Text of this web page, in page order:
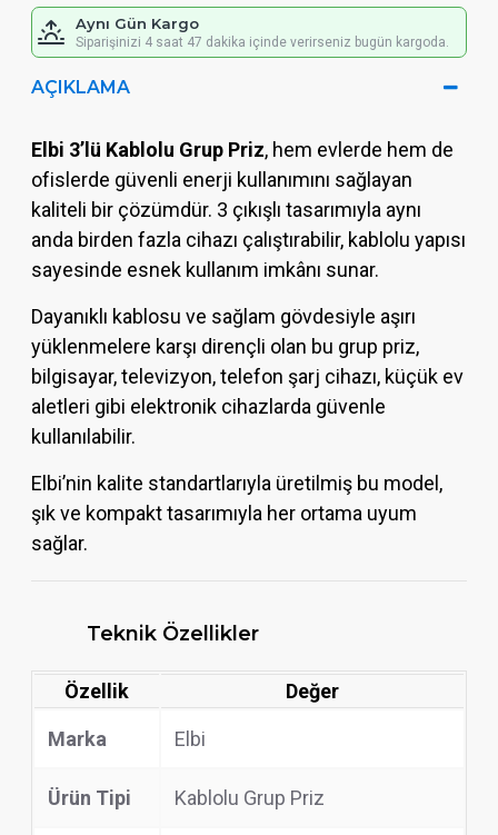
Aynı Gün Kargo
Siparişinizi 4 saat 47 dakika içinde verirseniz bugün kargoda.
AÇIKLAMA
Elbi 3’lü Kablolu Grup Priz, hem evlerde hem de
ofislerde güvenli enerji kullanımını sağlayan
kaliteli bir çözümdür. 3 çıkışlı tasarımıyla aynı
anda birden fazla cihazı çalıştırabilir, kablolu yapısı
sayesinde esnek kullanım imkânı sunar.
Dayanıklı kablosu ve sağlam gövdesiyle aşırı
yüklenmelere karşı dirençli olan bu grup priz,
bilgisayar, televizyon, telefon şarj cihazı, küçük ev
aletleri gibi elektronik cihazlarda güvenle
kullanılabilir.
Elbi’nin kalite standartlarıyla üretilmiş bu model,
şık ve kompakt tasarımıyla her ortama uyum
sağlar.
Teknik Özellikler
Özellik Değer
Marka Elbi
Ürün Tipi Kablolu Grup Priz